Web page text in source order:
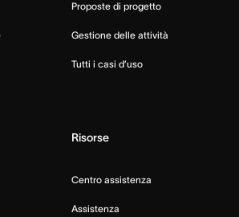
Proposte di progetto
Gestione delle attività
Tutti i casi d’uso
Risorse
Centro assistenza
Assistenza